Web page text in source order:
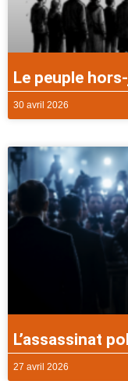
Le peuple
30 avril 2026
L’assassinat
27 avril 2026